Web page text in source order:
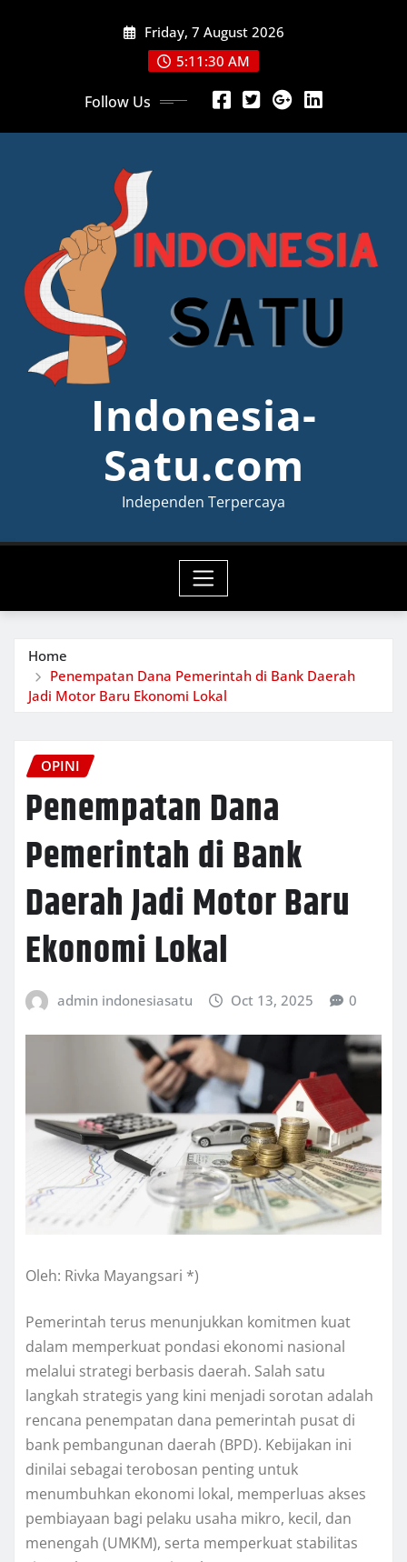
Friday, 7 August 2026
5:11:32 AM
Follow Us
Indonesia-
Satu.com
Independen Terpercaya
Home
Penempatan Dana Pemerintah di Bank Daerah
Jadi Motor Baru Ekonomi Lokal
OPINI
Penempatan Dana
Pemerintah di Bank
Daerah Jadi Motor Baru
Ekonomi Lokal
admin indonesiasatu Oct 13, 2025 0
Oleh: Rivka Mayangsari *)
Pemerintah terus menunjukkan komitmen kuat
dalam memperkuat pondasi ekonomi nasional
melalui strategi berbasis daerah. Salah satu
langkah strategis yang kini menjadi sorotan adalah
rencana penempatan dana pemerintah pusat di
bank pembangunan daerah (BPD). Kebijakan ini
dinilai sebagai terobosan penting untuk
menumbuhkan ekonomi lokal, memperluas akses
pembiayaan bagi pelaku usaha mikro, kecil, dan
menengah (UMKM), serta memperkuat stabilitas